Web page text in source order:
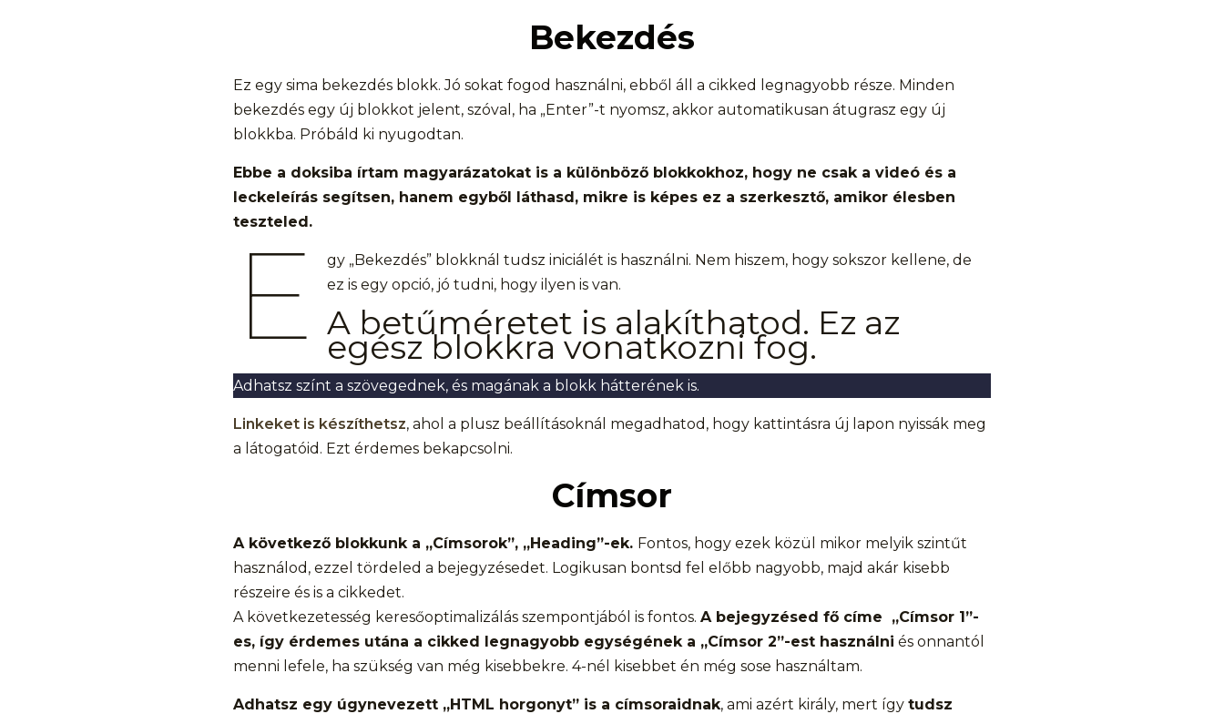
Bekezdés
Ez egy sima bekezdés blokk. Jó sokat fogod használni, ebből áll a cikked legnagyobb része. Minden
bekezdés egy új blokkot jelent, szóval, ha „Enter”-t nyomsz, akkor automatikusan átugrasz egy új
blokkba. Próbáld ki nyugodtan.
Ebbe a doksiba írtam magyarázatokat is a különböző blokkokhoz, hogy ne csak a videó és a
leckeleírás segítsen, hanem egyből láthasd, mikre is képes ez a szerkesztő, amikor élesben
teszteled.
E
gy „Bekezdés” blokknál tudsz iniciálét is használni. Nem hiszem, hogy sokszor kellene, de
ez is egy opció, jó tudni, hogy ilyen is van.
A betűméretet is alakíthatod. Ez az
egész blokkra vonatkozni fog.
Adhatsz színt a szövegednek, és magának a blokk hátterének is.
Linkeket is készíthetsz, ahol a plusz beállításoknál megadhatod, hogy kattintásra új lapon nyissák meg
a látogatóid. Ezt érdemes bekapcsolni.
Címsor
A következő blokkunk a „Címsorok”, „Heading”-ek. Fontos, hogy ezek közül mikor melyik szintűt
használod, ezzel tördeled a bejegyzésedet. Logikusan bontsd fel előbb nagyobb, majd akár kisebb
részeire és is a cikkedet.
A következetesség keresőoptimalizálás szempontjából is fontos. A bejegyzésed fő címe „Címsor 1”-
es, így érdemes utána a cikked legnagyobb egységének a „Címsor 2”-est használni és onnantól
menni lefele, ha szükség van még kisebbekre. 4-nél kisebbet én még sose használtam.
Adhatsz egy úgynevezett „HTML horgonyt” is a címsoraidnak, ami azért király, mert így tudsz